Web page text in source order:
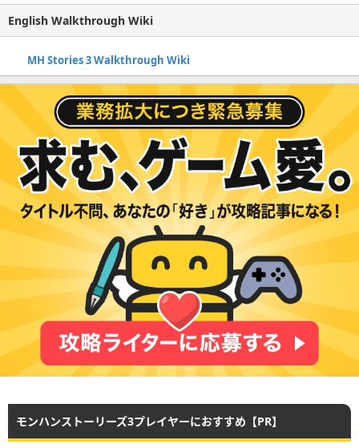
English Walkthrough Wiki
MH Stories 3 Walkthrough Wiki
モンハンストーリーズ3プレイヤーにおすすめ【PR】